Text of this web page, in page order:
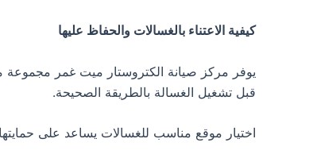
كيفية الاعتناء بالغسالات والحفاظ عليها
يوفر مركز صيانة الكتروستار ميت غمر مجموعة
قبل تشغيل الغسالة بالطريقة الصحيحة.
اختيار موقع مناسب للغسالات يساعد على